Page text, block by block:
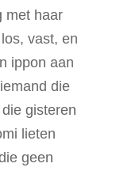
met haar
vast, en
ippon aan
die
gisteren
lieten
geen